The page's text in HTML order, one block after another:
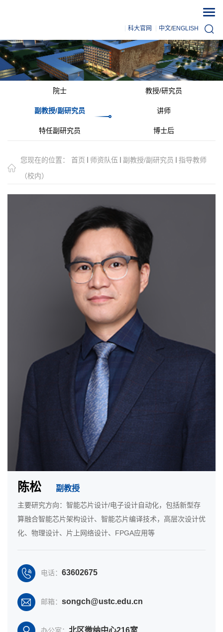
科大官网 中文/ENGLISH
院士 教授/研究员
副教授/副研究员 讲师
特任副研究员 博士后
您现在的位置： 首页 师资队伍 副教授/副研究员
指导教师
（校内）
陈松 副教授
主要研究方向：智能芯片设计/电子设计自动化，包括新型存
算融合智能芯片架构设计、智能芯片编译技术，高层次设计优
化、物理设计、片上网络设计、FPGA应用等
电话： 63602675
邮箱： songch@ustc.edu.cn
办公室： 北区微纳中心216室